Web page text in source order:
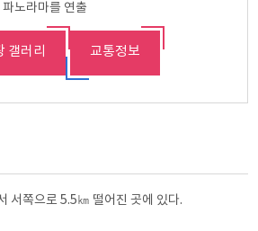
노라마를 연출
갤러리 교통정보
서쪽으로 5.5㎞ 떨어진 곳에 있다.